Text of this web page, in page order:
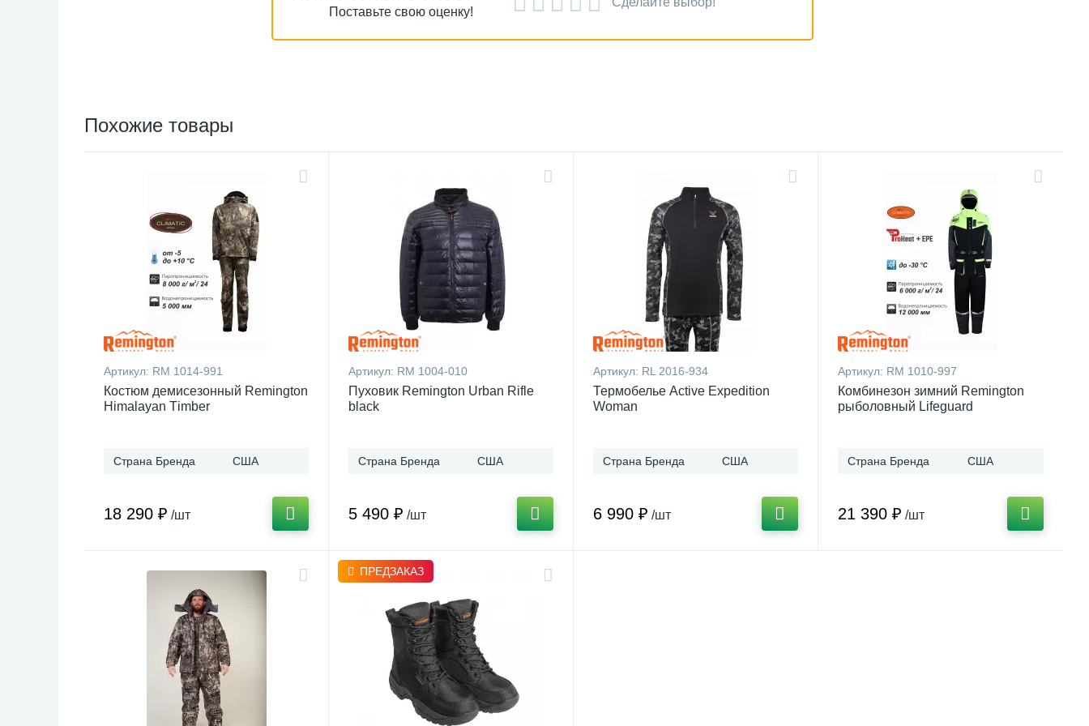
Поставьте свою оценку!
Похожие товары
Артикул: RM 1014-991
Костюм демисезонный Remington
Himalayan Тimber
Страна Бренда США
18 290 ₽ /шт
Артикул: RM 1004-010
Пуховик Remington Urban Rifle
black
Страна Бренда США
5 490 ₽ /шт
Артикул: RL 2016-934
Термобелье Active Expedition
Woman
Страна Бренда США
6 990 ₽ /шт
Артикул: RM 1010-997
Комбинезон зимний Remington
рыболовный Lifeguard
Страна Бренда США
21 390 ₽ /шт
ПРЕДЗАКАЗ